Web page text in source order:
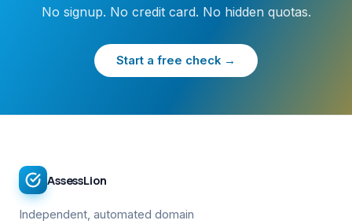
No signup. No credit card. No hidden quotas.
Start a free check →
AssessLion
Independent, automated domain